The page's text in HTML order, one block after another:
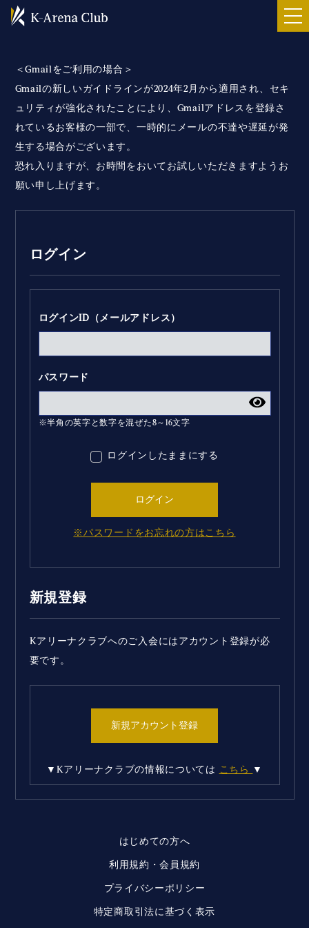
＜Gmailをご利用の場合＞
Gmailの新しいガイドラインが2024年2月から適用され、セキ
ュリティが強化されたことにより、Gmailアドレスを登録さ
れているお客様の一部で、一時的にメールの不達や遅延が発
生する場合がございます。
恐れ入りますが、お時間をおいてお試しいただきますようお
願い申し上げます。
ログイン
ログインID（メールアドレス）
パスワード
※半角の英字と数字を混ぜた8～16文字
ログインしたままにする
ログイン
※パスワードをお忘れの方はこちら
新規登録
Kアリーナクラブへのご入会にはアカウント登録が必
要です。
新規アカウント登録
▼Kアリーナクラブの情報については こちら ▼
はじめての方へ
利用規約・会員規約
プライバシーポリシー
特定商取引法に基づく表示